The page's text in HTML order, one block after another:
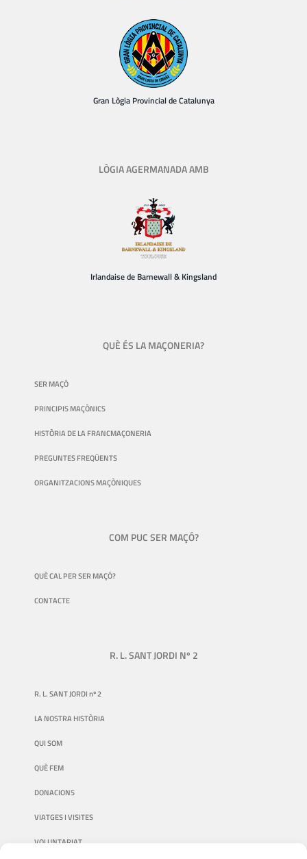
Gran Lògia Provincial de Catalunya
LÒGIA AGERMANADA AMB
Irlandaise de Barnewall & Kingsland
QUÈ ÉS LA MAÇONERIA?
SER MAÇÓ
PRINCIPIS MAÇÒNICS
HISTÒRIA DE LA FRANCMAÇONERIA
PREGUNTES FREQÜENTS
ORGANITZACIONS MAÇÒNIQUES
COM PUC SER MAÇÓ?
QUÈ CAL PER SER MAÇÓ?
CONTACTE
R. L. SANT JORDI Nº 2
R. L. SANT JORDI nº 2
LA NOSTRA HISTÒRIA
QUI SOM
QUÈ FEM
DONACIONS
VIATGES I VISITES
VOLUNTARIAT